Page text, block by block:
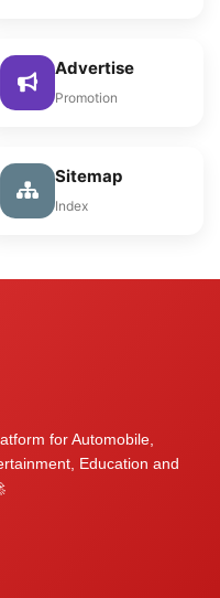
Advertise
Promotion
Sitemap
Index
for Automobile,
Education and